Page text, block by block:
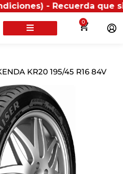
- Recuerda que si
0
KR20 195/45 R16 84V